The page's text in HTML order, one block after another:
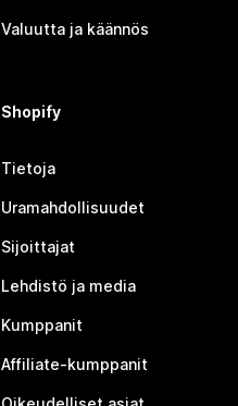
Valuutta ja käännös
Shopify
Tietoja
Uramahdollisuudet
Sijoittajat
Lehdistö ja media
Kumppanit
Affiliate-kumppanit